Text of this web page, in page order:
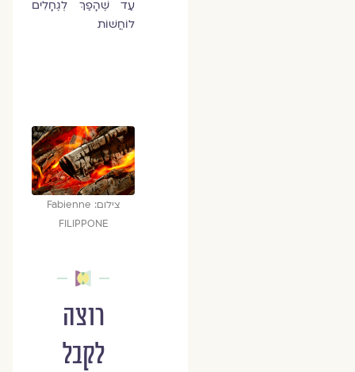
עַד שֶׁהָפַךְ לְגֶחָלִים
לוֹחֲשׁוֹת
צילום: Fabienne
FILIPPONE
רוצה
לקבל